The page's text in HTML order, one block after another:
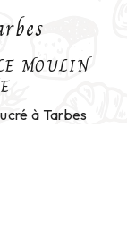
MOULIN
à Tarbes